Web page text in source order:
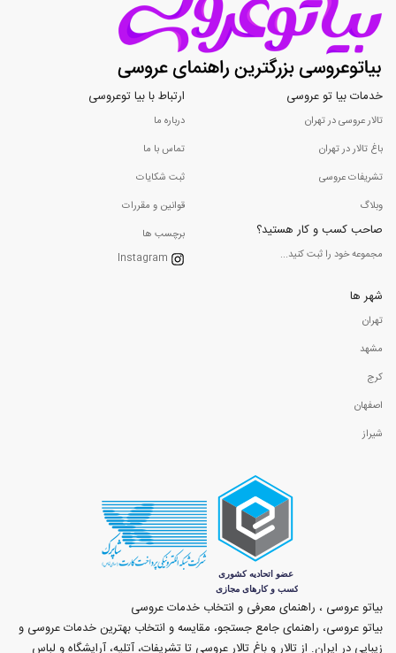
خدمات بیا تو عروسی
تالار عروسی در تهران
باغ تالار در تهران
تشریفات عروسی
وبلاگ
صاحب کسب و کار هستید؟
مجموعه خود را ثبت کنید...
ارتباط با بیا توعروسی
درباره ما
تماس با ما
ثبت شکایات
قوانین و مقررات
برچسب ها
Instagram
شهر ها
تهران
مشهد
کرج
اصفهان
شیراز
بیاتو عروسی ، راهنمای معرفی و انتخاب خدمات عروسی
بیاتو عروسی، راهنمای جامع جستجو، مقایسه و انتخاب بهترین خدمات عروسی و
زیبایی در ایران. از تالار و باغ تالار عروسی تا تشریفات، آتلیه، آرایشگاه و لباس